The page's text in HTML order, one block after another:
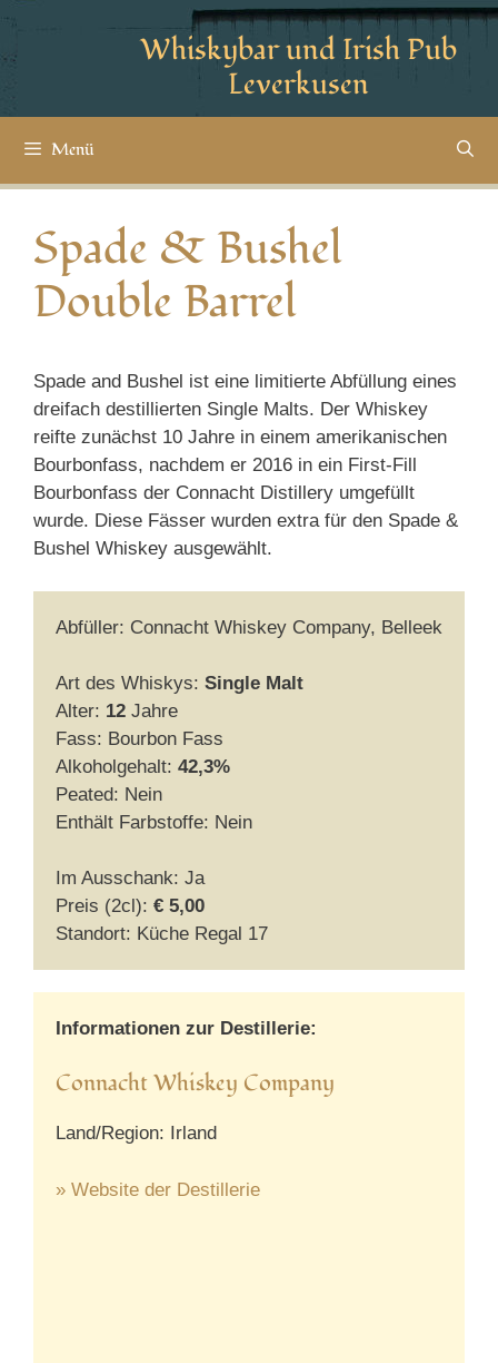
Whiskybar und Irish Pub
Leverkusen
Menü
Spade & Bushel
Double Barrel
Spade and Bushel ist eine limitierte Abfüllung eines
dreifach destillierten Single Malts. Der Whiskey
reifte zunächst 10 Jahre in einem amerikanischen
Bourbonfass, nachdem er 2016 in ein First-Fill
Bourbonfass der Connacht Distillery umgefüllt
wurde. Diese Fässer wurden extra für den Spade &
Bushel Whiskey ausgewählt.
Abfüller: Connacht Whiskey Company, Belleek
Art des Whiskys: Single Malt
Alter: 12 Jahre
Fass: Bourbon Fass
Alkoholgehalt: 42,3%
Peated: Nein
Enthält Farbstoffe: Nein
Im Ausschank: Ja
Preis (2cl): € 5,00
Standort: Küche Regal 17
Informationen zur Destillerie:
Connacht Whiskey Company
Land/Region: Irland
» Website der Destillerie